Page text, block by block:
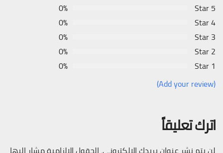
5 Star
0%
4 Star
0%
3 Star
0%
2 Star
0%
1 Star
0%
(Add your review)
اترك تعليقاً